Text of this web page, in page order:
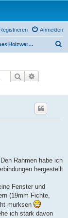
Anmelden
Registrieren
Allgemeines Holzwerkerforum - das laute Forum
Suche
Rahmen habe ich
hergestellt
Fenster und
(19mm Fichte,
murksen
ich stark davon